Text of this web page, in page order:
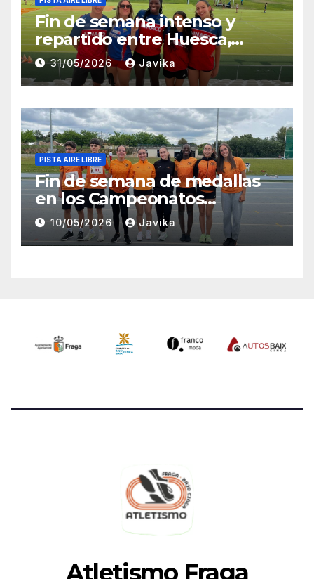
Fin de semana intenso y
repartido entre Huesca,
Zaragoza y Madrid para el
Club Atletismo Fraga
31/05/2026 Javika
PISTA AIRE LIBRE
Fin de semana de medallas
en los Campeonatos
Provinciales Sub-14 y Sub-16
10/05/2026 Javika
Atletismo Fraga